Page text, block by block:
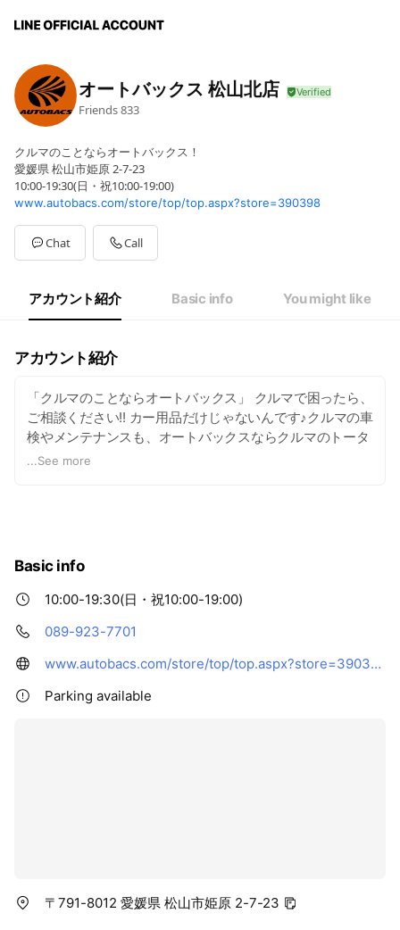
オートバックス 松山北店
Friends833
クルマのことならオートバックス！
愛媛県 松山市姫原 2-7-23
10:00-19:30(日・祝10:00-19:00)
www.autobacs.com/store/top/top.aspx?store=390398
Chat Call
アカウント紹介 Basic info You might like
アカウント紹介
「クルマのことならオートバックス」 クルマで困ったら、
ご相談ください!! カー用品だけじゃないんです♪クルマの車
検やメンテナンスも、オートバックスならクルマのトータ
ルサービスが可能！ タイヤ、オイル、バッテリーをはじめ
...See more
Basic info
10:00-19:30(日・祝10:00-19:00)
089-923-7701
www.autobacs.com/store/top/top.aspx?store=390398
Parking available
〒791-8012 愛媛県 松山市姫原 2-7-23